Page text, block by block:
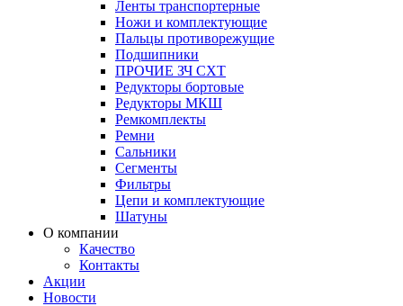
Ленты транспортерные
Ножи и комплектующие
Пальцы противорежущие
Подшипники
ПРОЧИЕ ЗЧ СХТ
Редукторы бортовые
Редукторы МКШ
Ремкомплекты
Ремни
Сальники
Сегменты
Фильтры
Цепи и комплектующие
Шатуны
О компании
Качество
Контакты
Акции
Новости